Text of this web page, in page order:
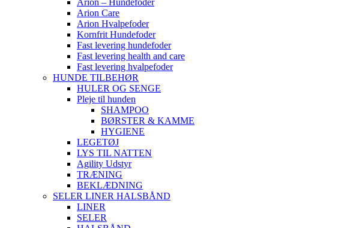
Arion – Hundefoder
Arion Care
Arion Hvalpefoder
Kornfrit Hundefoder
Fast levering hundefoder
Fast levering health and care
Fast levering hvalpefoder
HUNDE TILBEHØR
HULER OG SENGE
Pleje til hunden
SHAMPOO
BØRSTER & KAMME
HYGIENE
LEGETØJ
LYS TIL NATTEN
Agility Udstyr
TRÆNING
BEKLÆDNING
SELER LINER HALSBÅND
LINER
SELER